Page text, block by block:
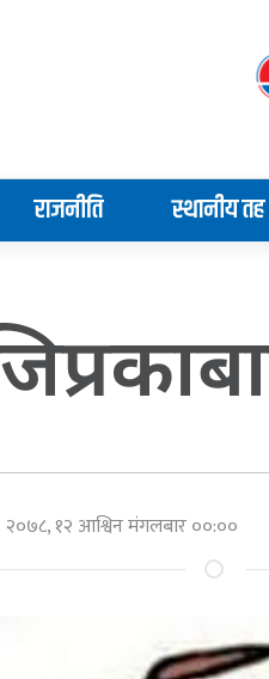
राजनीति स्थानीय तह
२०७८, १२ आश्विन मंगलबार ००:००